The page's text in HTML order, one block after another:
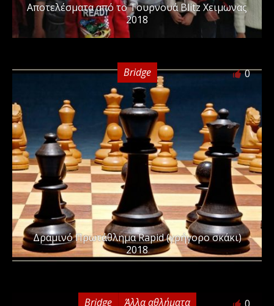
Αποτελέσματα από το Τουρνουά Blitz Χειμωνας
2018
Bridge 0
Δραμινό Πρωτάθλημα Rapid (γρήγορο σκάκι)
2018
Bridge Άλλα αθλήματα